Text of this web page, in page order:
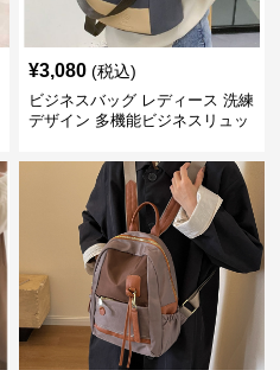
¥3,080 (税込)
ビジネスバッグ レディース 洗練
デザイン 多機能ビジネスリュッ